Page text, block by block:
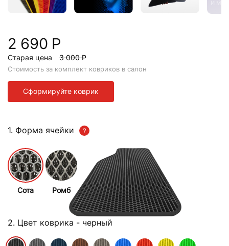
2 690 Р
Старая цена 3 000 Р
Стоимость за комплект ковриков в салон
Сформируйте коврик
1. Форма ячейки
Сота Ромб
2. Цвет коврика - черный